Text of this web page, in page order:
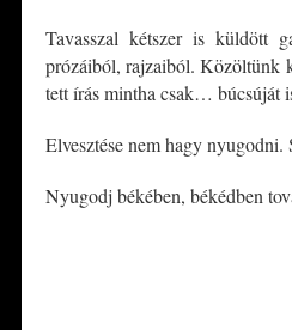
Tavasszal kétszer is küldött
prózáiból, rajzaiból. Közöltünk
tett írás mintha csak… búcsúját
Elvesztése nem hagy nyugodni.
Nyugodj békében, békédben